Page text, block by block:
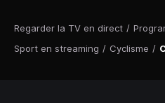
Regarder la TV en direct /
Sport en streaming / Cyclisme /